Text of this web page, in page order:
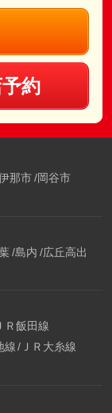
約
那市 岡谷市
島内 広丘高出
Ｒ飯田線
線
ＪＲ大糸線